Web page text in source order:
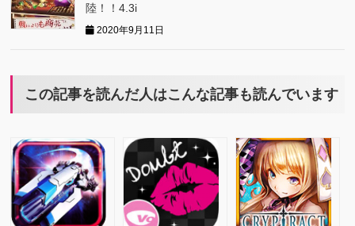
陸！！4.3i
2020年9月11日
この記事を読んだ人はこんな記事も読んでいます